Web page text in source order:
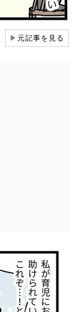
▶元記事を見る